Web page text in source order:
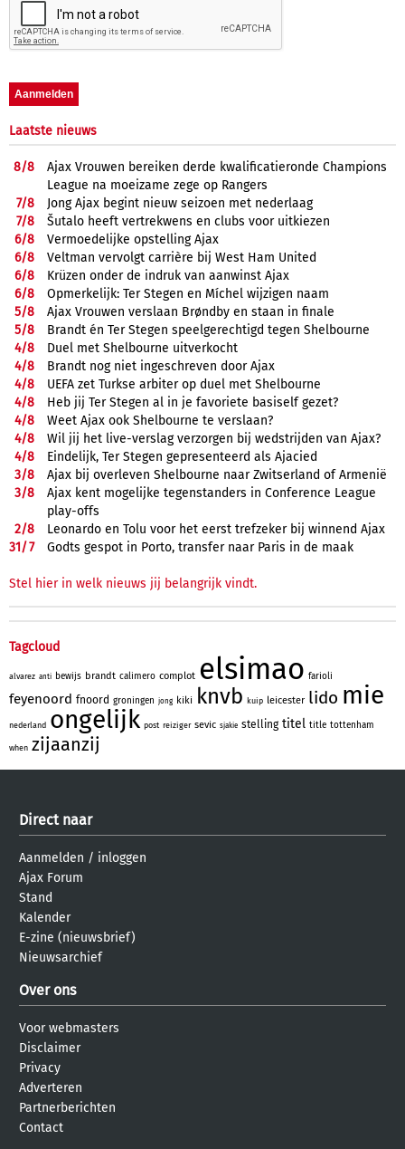
Laatste nieuws
8/8
Ajax Vrouwen bereiken derde kwalificatieronde Champions
League na moeizame zege op Rangers
7/8
Jong Ajax begint nieuw seizoen met nederlaag
7/8
Šutalo heeft vertrekwens en clubs voor uitkiezen
6/8
Vermoedelijke opstelling Ajax
6/8
Veltman vervolgt carrière bij West Ham United
6/8
Krüzen onder de indruk van aanwinst Ajax
6/8
Opmerkelijk: Ter Stegen en Míchel wijzigen naam
5/8
Ajax Vrouwen verslaan Brøndby en staan in finale
5/8
Brandt én Ter Stegen speelgerechtigd tegen Shelbourne
4/8
Duel met Shelbourne uitverkocht
4/8
Brandt nog niet ingeschreven door Ajax
4/8
UEFA zet Turkse arbiter op duel met Shelbourne
4/8
Heb jij Ter Stegen al in je favoriete basiself gezet?
4/8
Weet Ajax ook Shelbourne te verslaan?
4/8
Wil jij het live-verslag verzorgen bij wedstrijden van Ajax?
4/8
Eindelijk, Ter Stegen gepresenteerd als Ajacied
3/8
Ajax bij overleven Shelbourne naar Zwitserland of Armenië
3/8
Ajax kent mogelijke tegenstanders in Conference League
play-offs
2/8
Leonardo en Tolu voor het eerst trefzeker bij winnend Ajax
31/7 Godts gespot in Porto, transfer naar Paris in de maak
Stel hier in welk nieuws jij belangrijk vindt.
Tagcloud
alvarez anti bewijs brandt calimero complot elsimao farioli
feyenoord fnoord groningen jong kiki knvb kuip leicester lido mie
nederland ongelijk post reiziger sevic sjakie stelling titel title tottenham
when zijaanzij
Direct naar
Aanmelden / inloggen
Ajax Forum
Stand
Kalender
E-zine (nieuwsbrief)
Nieuwsarchief
Over ons
Voor webmasters
Disclaimer
Privacy
Adverteren
Partnerberichten
Contact